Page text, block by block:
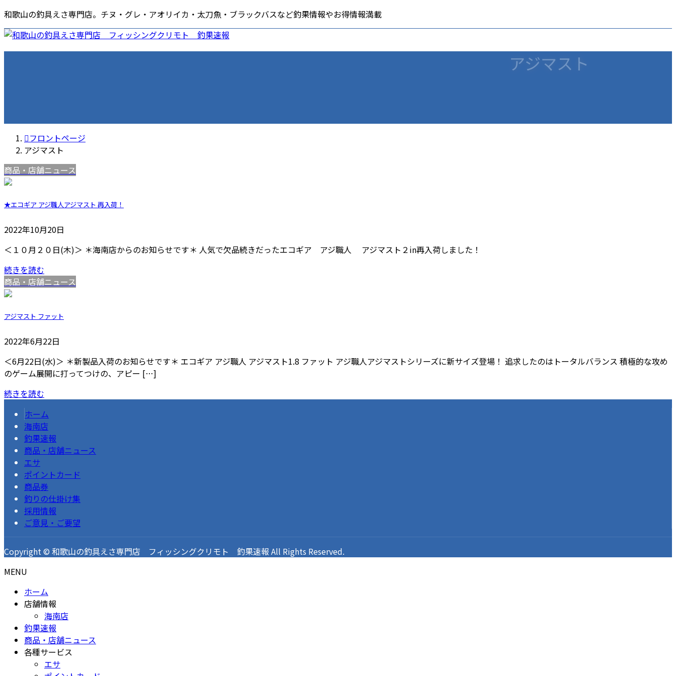
コ
ン
テ
ン
プ
ナ
ビ
ゲ
ー
動
和歌山の釣具えさ専門店。チヌ・グレ・アオリイカ・太刀魚・ブラックバスなど釣果情報やお得情報満載
ホーム店舗情報
釣果速報商品・店舗ニュース各種サービス
お役立ち情報
採用情報
アジマスト
フロントページ
アジマスト
商品・店舗ニュース
★エコギア アジ職人アジマスト 再入荷！
2022年10月20日
＜１０月２０日(木)＞ ＊海南店からのお知らせです＊ 人気で欠品続きだったエコギア アジ職人 アジマスト２in再入荷しました！
続きを読む
商品・店舗ニュース
アジマスト ファット
2022年6月22日
＜6月22日(水)＞ ＊新製品入荷のお知らせです＊ エコギア アジ職人 アジマスト1.8 ファット アジ職人アジマストシリーズに新サイズ登場！ 追求したのはトータルバランス 積極的な攻め
のゲーム展開に打ってつけの、アピー […]
続きを読む
ホーム
海南店
釣果速報
商品・店舗ニュース
エサ
ポイントカード
商品券
釣りの仕掛け集
採用情報
ご意見・ご要望
Copyright © 和歌山の釣具えさ専門店 フィッシングクリモト 釣果速報 All Rights Reserved.
MENU
ホーム
店舗情報
海南店
釣果速報
商品・店舗ニュース
各種サービス
エサ